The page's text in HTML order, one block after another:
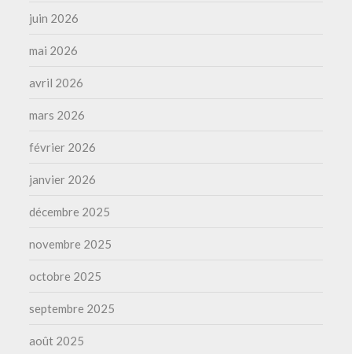
juin 2026
mai 2026
avril 2026
mars 2026
février 2026
janvier 2026
décembre 2025
novembre 2025
octobre 2025
septembre 2025
août 2025